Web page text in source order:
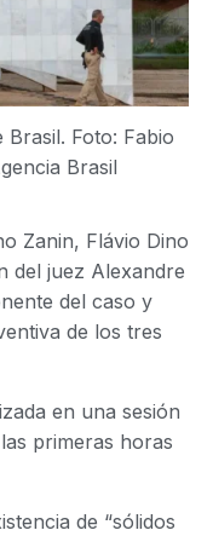
Foto: Fabio
Brasil
Zanin, Flávio Dino
del juez Alexandre
del caso y
de los tres
en una sesión
primeras horas
de “sólidos